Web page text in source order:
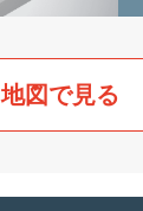
地図で見る